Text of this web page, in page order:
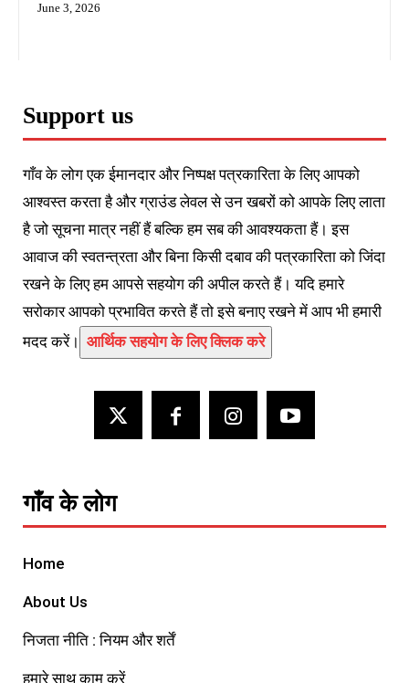
June 3, 2026
Support us
गाँव के लोग एक ईमानदार और निष्पक्ष पत्रकारिता के लिए आपको
आश्वस्त करता है और ग्राउंड लेवल से उन खबरों को आपके लिए लाता
है जो सूचना मात्र नहीं हैं बल्कि हम सब की आवश्यकता हैं। इस
आवाज की स्वतन्त्रता और बिना किसी दबाव की पत्रकारिता को जिंदा
रखने के लिए हम आपसे सहयोग की अपील करते हैं। यदि हमारे
सरोकार आपको प्रभावित करते हैं तो इसे बनाए रखने में आप भी हमारी
मदद करें। आर्थिक सहयोग के लिए क्लिक करे
गाँव के लोग
Home
About Us
निजता नीति : नियम और शर्तें
हमारे साथ काम करें